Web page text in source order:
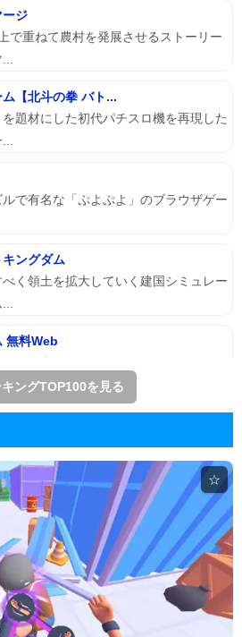
ージ
で重ねて農村を発展させるストーリー
【北斗の拳 バト...
を題材にした初代パチスロ機を再現した
で有名な「ぷよぷよ」のブラウザゲー
ングダム
く領土を拡大していく建国シミュレー
無料Web
ームを本物そっくりに再現したScratch
したアーケードゲーム「アルカノイ
ー...
ーリング
て床と同じ色に揃えるカラーパズルゲ
ファイ ウェブ版
リズムに合わせてクリックして進ませ
...
ングTOP100を見る
☆